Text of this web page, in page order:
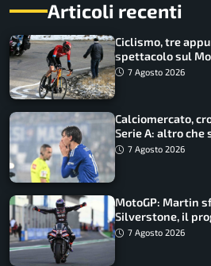
Articoli recenti
Ciclismo, tre
spettacolo sul
come vederli
7 Agosto 2026
Calciomercato,
Serie A: altro
7 Agosto 2026
MotoGP: Martin
Silverstone, il
7 Agosto 2026